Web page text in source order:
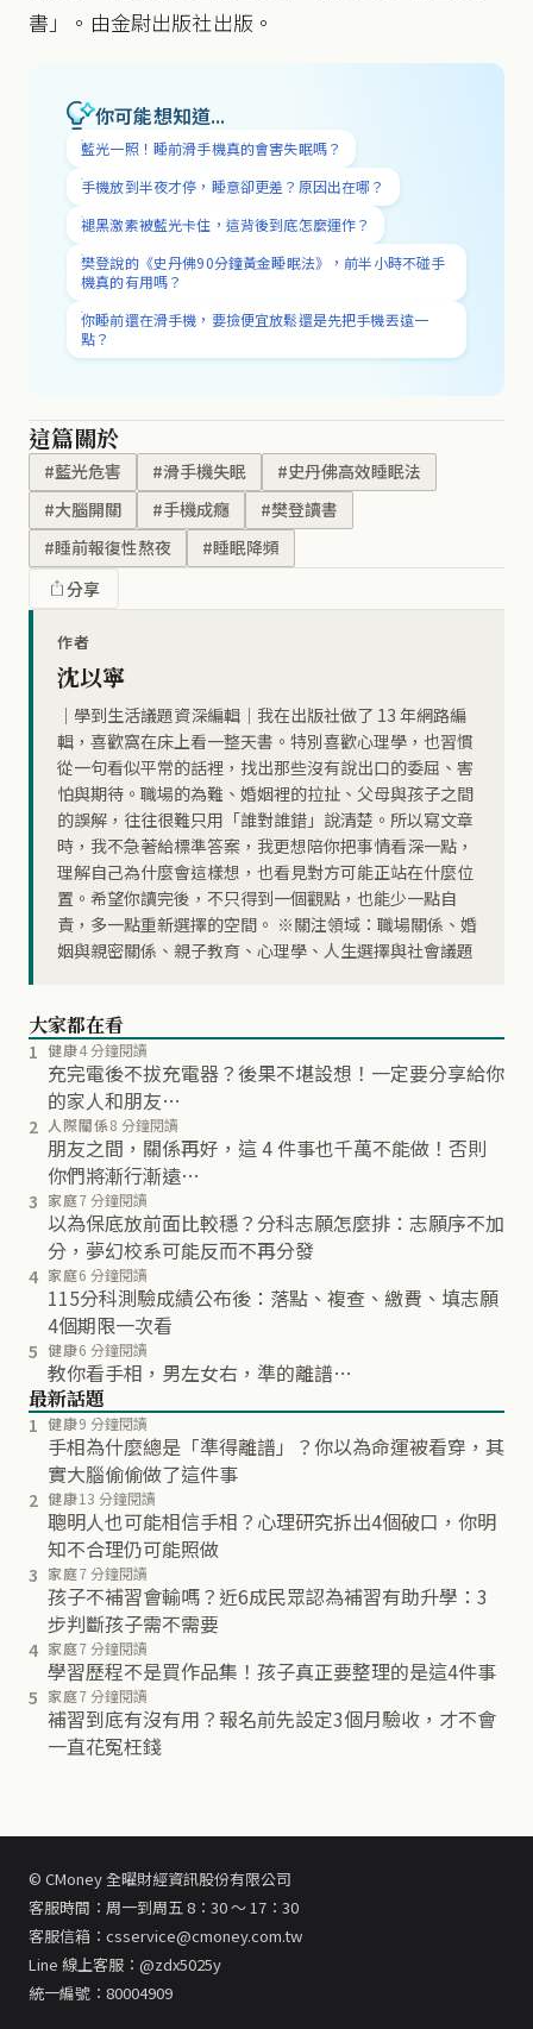
書」。由金尉出版社出版。
你可能想知道...
藍光一照！睡前滑手機真的會害失眠嗎？
手機放到半夜才停，睡意卻更差？原因出在哪？
褪黑激素被藍光卡住，這背後到底怎麼運作？
樊登說的《史丹佛90分鐘黃金睡眠法》，前半小時不碰手
機真的有用嗎？
你睡前還在滑手機，要撿便宜放鬆還是先把手機丟遠一
點？
這篇關於
#藍光危害 #滑手機失眠
#史丹佛高效睡眠法
#大腦開關
#手機成癮
#樊登讀書
#睡前報復性熬夜
#睡眠降頻
分享
作者
沈以寧
｜學到生活議題資深編輯｜我在出版社做了 13 年網路編
輯，喜歡窩在床上看一整天書。特別喜歡心理學，也習慣
從一句看似平常的話裡，找出那些沒有說出口的委屈、害
怕與期待。職場的為難、婚姻裡的拉扯、父母與孩子之間
的誤解，往往很難只用「誰對誰錯」說清楚。所以寫文章
時，我不急著給標準答案，我更想陪你把事情看深一點，
理解自己為什麼會這樣想，也看見對方可能正站在什麼位
置。希望你讀完後，不只得到一個觀點，也能少一點自
責，多一點重新選擇的空間。 ※關注領域：職場關係、婚
姻與親密關係、親子教育、心理學、人生選擇與社會議題
大家都在看
1 健康4 分鐘閱讀
充完電後不拔充電器？後果不堪設想！一定要分享給你
的家人和朋友…
2 人際關係8 分鐘閱讀
朋友之間，關係再好，這 4 件事也千萬不能做！否則
你們將漸行漸遠…
3 家庭7 分鐘閱讀
以為保底放前面比較穩？分科志願怎麼排：志願序不加
分，夢幻校系可能反而不再分發
4 家庭6 分鐘閱讀
115分科測驗成績公布後：落點、複查、繳費、填志願
4個期限一次看
5 健康6 分鐘閱讀
教你看手相，男左女右，準的離譜…
最新話題
1 健康9 分鐘閱讀
手相為什麼總是「準得離譜」？你以為命運被看穿，其
實大腦偷偷做了這件事
2 健康13 分鐘閱讀
聰明人也可能相信手相？心理研究拆出4個破口，你明
知不合理仍可能照做
3 家庭7 分鐘閱讀
孩子不補習會輸嗎？近6成民眾認為補習有助升學：3
步判斷孩子需不需要
4 家庭7 分鐘閱讀
學習歷程不是買作品集！孩子真正要整理的是這4件事
5 家庭7 分鐘閱讀
補習到底有沒有用？報名前先設定3個月驗收，才不會
一直花冤枉錢
© CMoney 全曜財經資訊股份有限公司
客服時間：周一到周五 8：30 ～ 17：30
客服信箱：csservice@cmoney.com.tw
Line 線上客服：@zdx5025y
統一編號：80004909